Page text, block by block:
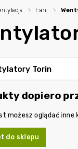
/ Fani /
Torin
dopiero
możesz oglądać inne
do sklepu